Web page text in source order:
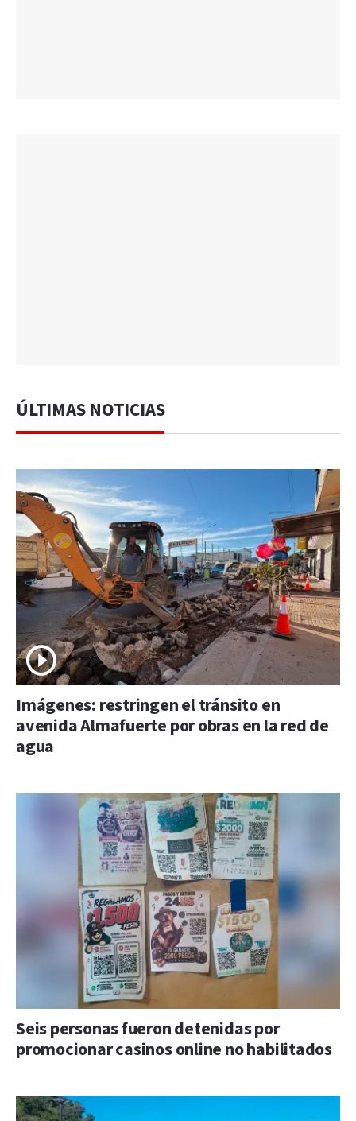
ÚLTIMAS NOTICIAS
Imágenes: restringen el tránsito en
avenida Almafuerte por obras en la red de
agua
Seis personas fueron detenidas por
promocionar casinos online no habilitados